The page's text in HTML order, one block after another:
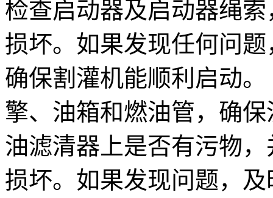
检查启动器及启动器绳
损坏。如果发现任何问
确保割灌机能顺利启动
擎、油箱和燃油管，确
油滤清器上是否有污物
损坏。如果发现问题，